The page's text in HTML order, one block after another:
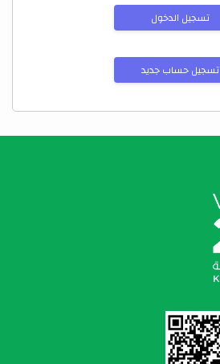
تسجيل الدخول
تسجيل حساب جديد